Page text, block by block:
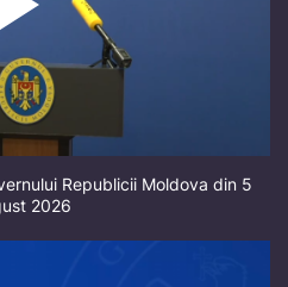
Republicii Moldova din 5
2026